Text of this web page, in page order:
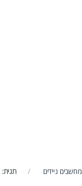
מחשבים ניידים תגית: